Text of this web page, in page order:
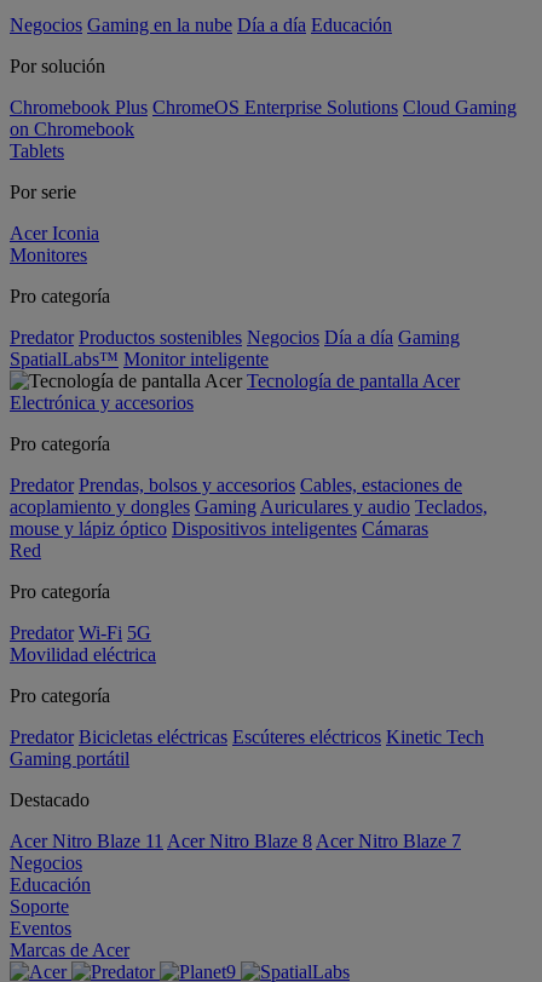
Negocios Gaming en la nube Día a día Educación
Por solución
Chromebook Plus ChromeOS Enterprise Solutions Cloud Gaming
on Chromebook
Tablets
Por serie
Acer Iconia
Monitores
Pro categoría
Predator Productos sostenibles Negocios Día a día Gaming
SpatialLabs™ Monitor inteligente
Tecnología de pantalla Acer
Electrónica y accesorios
Pro categoría
Predator Prendas, bolsos y accesorios Cables, estaciones de
acoplamiento y dongles Gaming Auriculares y audio Teclados,
mouse y lápiz óptico Dispositivos inteligentes Cámaras
Red
Pro categoría
Predator Wi-Fi 5G
Movilidad eléctrica
Pro categoría
Predator Bicicletas eléctricas Escúteres eléctricos Kinetic Tech
Gaming portátil
Destacado
Acer Nitro Blaze 11 Acer Nitro Blaze 8 Acer Nitro Blaze 7
Negocios
Educación
Soporte
Eventos
Marcas de Acer